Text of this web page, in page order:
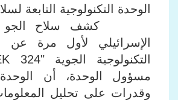
الوحدة التكنولوجية التابعة
كشف سلاح الجو
الإسرائيلي لأول مرة عن
مسؤول الوحدة، أن
وقدرات على تحليل